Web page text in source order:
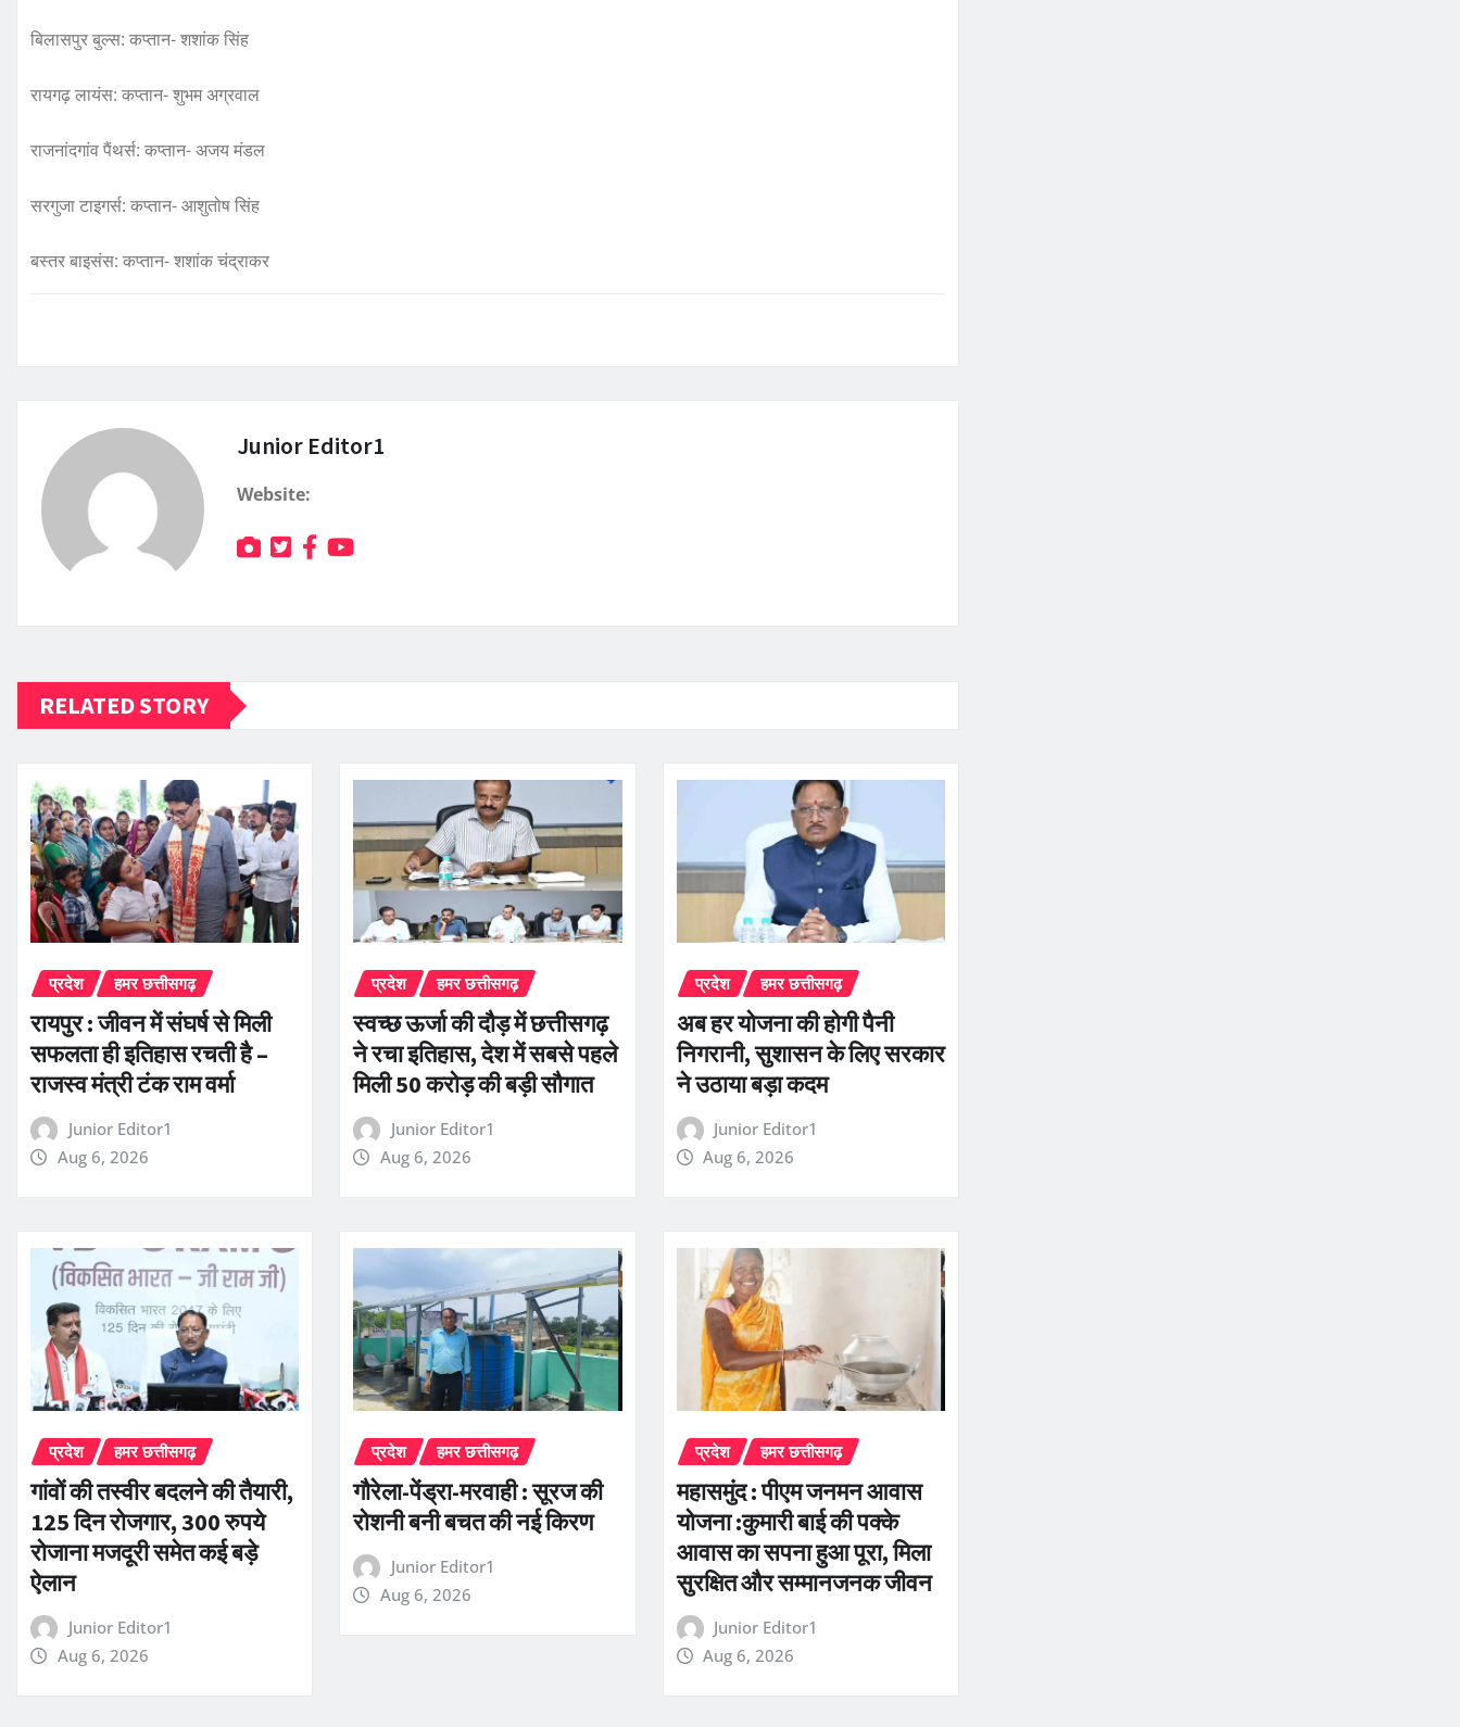
बिलासपुर बुल्स: कप्तान- शशांक सिंह
रायगढ़ लायंस: कप्तान- शुभम अग्रवाल
राजनांदगांव पैंथर्स: कप्तान- अजय मंडल
सरगुजा टाइगर्स: कप्तान- आशुतोष सिंह
बस्तर बाइसंस: कप्तान- शशांक चंद्राकर
Junior Editor1
Website:
RELATED STORY
प्रदेश हमर छत्तीसगढ़
रायपुर : जीवन में संघर्ष से मिली
सफलता ही इतिहास रचती है –
राजस्व मंत्री टंक राम वर्मा
Junior Editor1
Aug 6, 2026
प्रदेश हमर छत्तीसगढ़
स्वच्छ ऊर्जा की दौड़ में छत्तीसगढ़
ने रचा इतिहास, देश में सबसे पहले
मिली 50 करोड़ की बड़ी सौगात
Junior Editor1
Aug 6, 2026
प्रदेश हमर छत्तीसगढ़
अब हर योजना की होगी पैनी
निगरानी, सुशासन के लिए सरकार
ने उठाया बड़ा कदम
Junior Editor1
Aug 6, 2026
प्रदेश हमर छत्तीसगढ़
गांवों की तस्वीर बदलने की तैयारी,
125 दिन रोजगार, 300 रुपये
रोजाना मजदूरी समेत कई बड़े
ऐलान
Junior Editor1
Aug 6, 2026
प्रदेश हमर छत्तीसगढ़
गौरेला-पेंड्रा-मरवाही : सूरज की
रोशनी बनी बचत की नई किरण
Junior Editor1
Aug 6, 2026
प्रदेश हमर छत्तीसगढ़
महासमुंद : पीएम जनमन आवास
योजना :कुमारी बाई की पक्के
आवास का सपना हुआ पूरा, मिला
सुरक्षित और सम्मानजनक जीवन
Junior Editor1
Aug 6, 2026